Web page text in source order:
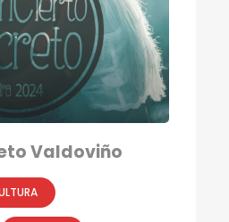
Valdoviño